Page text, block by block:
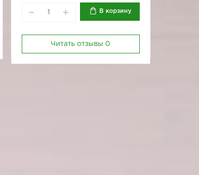
В корзину
Читать отзывы 0